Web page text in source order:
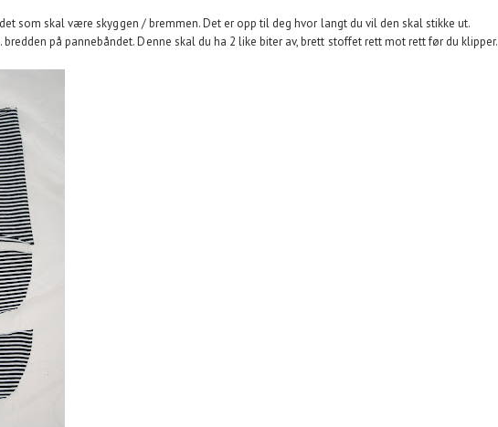
som skal være skyggen / bremmen. Det er opp til deg hvor langt du vil den skal stikke ut.
på pannebåndet. Denne skal du ha 2 like biter av, brett stoffet rett mot rett før du klipper.